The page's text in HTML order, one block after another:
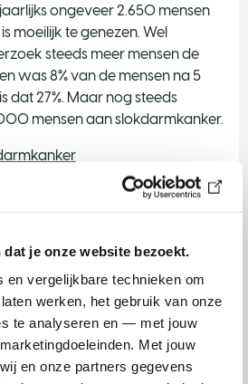
je onze website bezoekt.
en vergelijkbare technieken om
werken, het gebruik van onze
te analyseren en — met jouw
Met jouw
en onze partners gegevens
ongeveer 2.650 mensen
moeilijk te genezen. Wel
steeds meer mensen de
was 8% van de mensen na 5
dat 27%. Maar nog steeds
mensen aan slokdarmkanker.
zit vlak onder je keel. Het is
Maar net als
kans op strottenhoofdkanker
groter als je er ook alcohol bij
ongeveer 570 mensen